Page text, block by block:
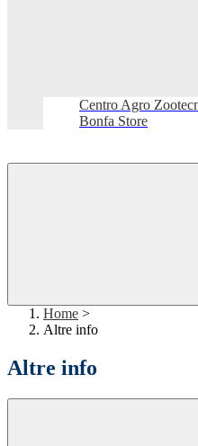
Centro Agro
Bonfa Store
Home >
Altre info
Altre info